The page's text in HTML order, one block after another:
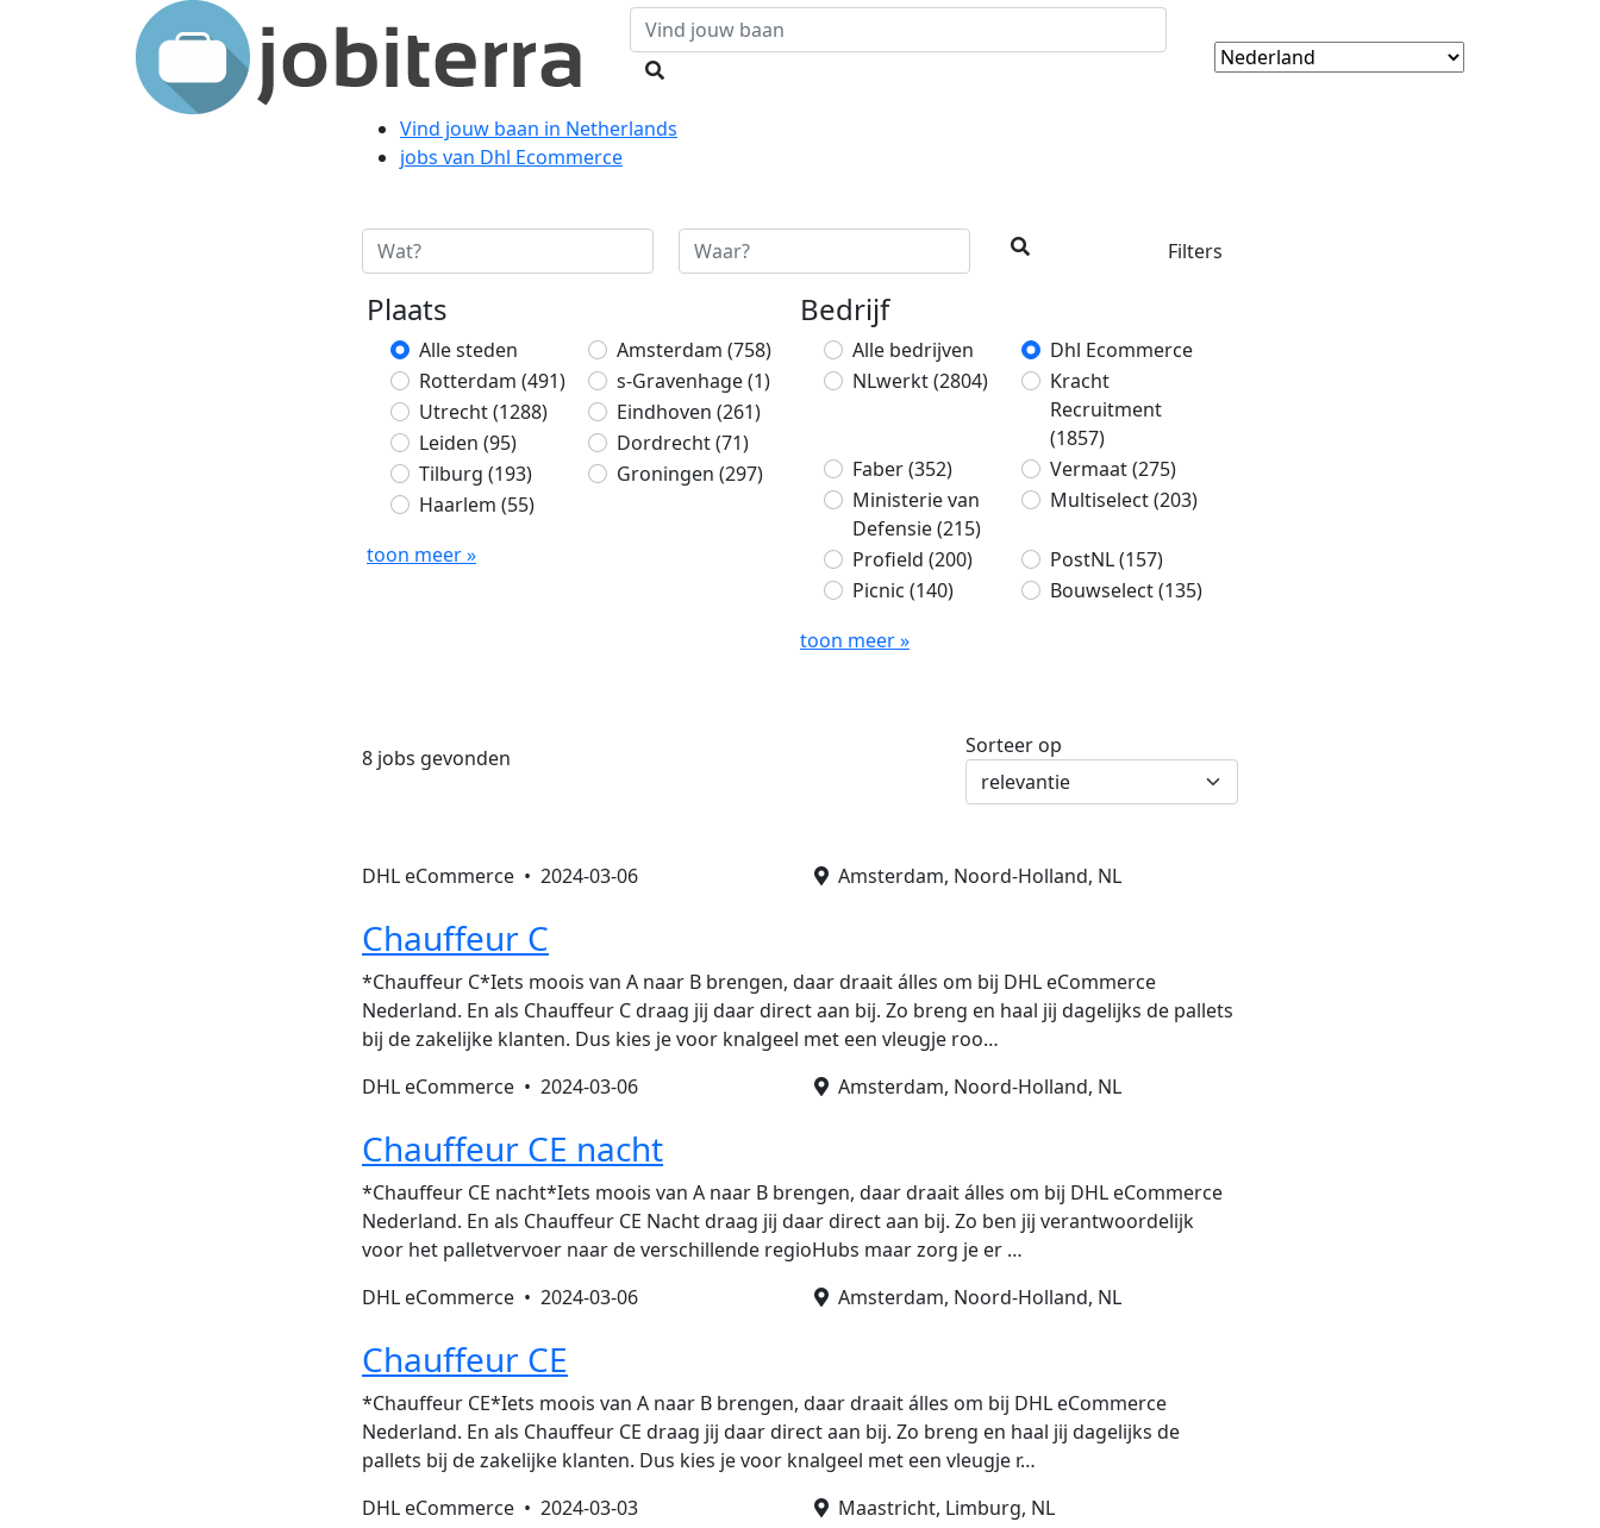
Vind jouw baan in Netherlands
jobs van Dhl Ecommerce
Filters
Plaats
Alle steden Amsterdam (758)
Rotterdam (491) s-Gravenhage(1)
Utrecht(1288) Eindhoven (261)
Leiden (95) Dordrecht(71)
Tilburg (193) Groningen (297)
Haarlem (55)
toon meer »
Bedrijf
Alle bedrijven
Dhl Ecommerce
NLwerkt(2804)
Kracht
Recruitment
(1857)
Faber(352) Vermaat(275)
Ministerie van
Defensie(215)
Multiselect(203)
Profield (200) PostNL(157)
Picnic (140) Bouwselect(135)
toon meer »
8 jobs gevonden Sorteer op
DHL eCommerce • 2024-03-06 Amsterdam, Noord-Holland, NL
Chauffeur C
*Chauffeur C*Iets moois van A naar B brengen, daar draait álles om bij DHL eCommerce
Nederland. En als Chauffeur C draag jij daar direct aan bij. Zo breng en haal jij dagelijks de pallets
bij de zakelijke klanten. Dus kies je voor knalgeel met een vleugje roo…
DHL eCommerce • 2024-03-06 Amsterdam, Noord-Holland, NL
Chauffeur CE nacht
*Chauffeur CE nacht*Iets moois van A naar B brengen, daar draait álles om bij DHL eCommerce
Nederland. En als Chauffeur CE Nacht draag jij daar direct aan bij. Zo ben jij verantwoordelijk
voor het palletvervoer naar de verschillende regioHubs maar zorg je er …
DHL eCommerce • 2024-03-06 Amsterdam, Noord-Holland, NL
Chauffeur CE
*Chauffeur CE*Iets moois van A naar B brengen, daar draait álles om bij DHL eCommerce
Nederland. En als Chauffeur CE draag jij daar direct aan bij. Zo breng en haal jij dagelijks de
pallets bij de zakelijke klanten. Dus kies je voor knalgeel met een vleugje r…
DHL eCommerce • 2024-03-03 Maastricht, Limburg, NL